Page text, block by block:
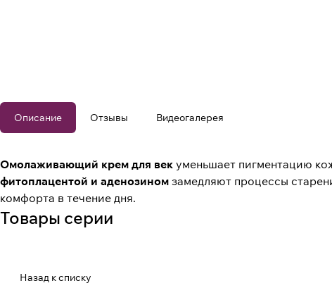
Описание Отзывы Видеогалерея
Омолаживающий крем для век уменьшает пигментацию
фитоплацентой и аденозином замедляют процессы
комфорта в течение дня.
Товары серии
Назад к списку